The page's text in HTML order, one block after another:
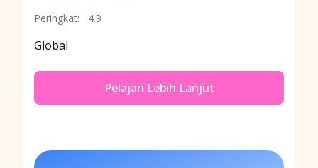
Peringkat:
4.9
Global
Pelajari Lebih Lanjut